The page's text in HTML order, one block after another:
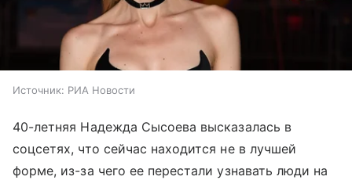
Источник: РИА Новости
40-летняя Надежда Сысоева высказалась в
соцсетях, что сейчас находится не в лучшей
форме, из-за чего ее перестали узнавать люди на